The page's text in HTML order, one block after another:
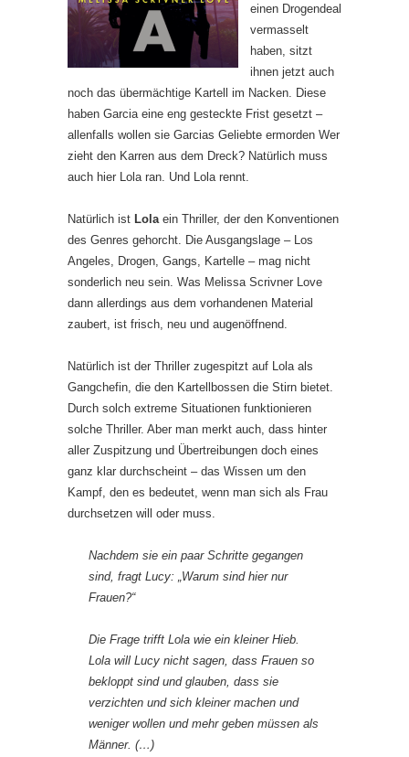
einen Drogendeal
vermasselt
haben, sitzt
ihnen jetzt auch
noch das übermächtige Kartell im Nacken. Diese
haben Garcia eine eng gesteckte Frist gesetzt –
allenfalls wollen sie Garcias Geliebte ermorden Wer
zieht den Karren aus dem Dreck? Natürlich muss
auch hier Lola ran. Und Lola rennt.
Natürlich ist Lola ein Thriller, der den Konventionen
des Genres gehorcht. Die Ausgangslage – Los
Angeles, Drogen, Gangs, Kartelle – mag nicht
sonderlich neu sein. Was Melissa Scrivner Love
dann allerdings aus dem vorhandenen Material
zaubert, ist frisch, neu und augenöffnend.
Natürlich ist der Thriller zugespitzt auf Lola als
Gangchefin, die den Kartellbossen die Stirn bietet.
Durch solch extreme Situationen funktionieren
solche Thriller. Aber man merkt auch, dass hinter
aller Zuspitzung und Übertreibungen doch eines
ganz klar durchscheint – das Wissen um den
Kampf, den es bedeutet, wenn man sich als Frau
durchsetzen will oder muss.
Nachdem sie ein paar Schritte gegangen
sind, fragt Lucy: „Warum sind hier nur
Frauen?“
Die Frage trifft Lola wie ein kleiner Hieb.
Lola will Lucy nicht sagen, dass Frauen so
bekloppt sind und glauben, dass sie
verzichten und sich kleiner machen und
weniger wollen und mehr geben müssen als
Männer. (…)